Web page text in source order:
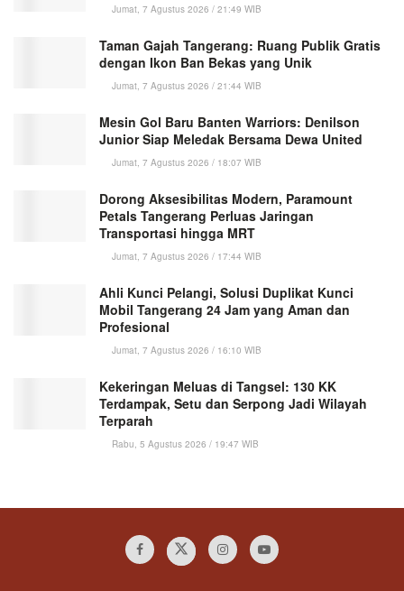
Jumat, 7 Agustus 2026 / 21:49 WIB
Taman Gajah Tangerang: Ruang Publik Gratis
dengan Ikon Ban Bekas yang Unik
Jumat, 7 Agustus 2026 / 21:44 WIB
Mesin Gol Baru Banten Warriors: Denilson
Junior Siap Meledak Bersama Dewa United
Jumat, 7 Agustus 2026 / 18:07 WIB
Dorong Aksesibilitas Modern, Paramount
Petals Tangerang Perluas Jaringan
Transportasi hingga MRT
Jumat, 7 Agustus 2026 / 17:44 WIB
Ahli Kunci Pelangi, Solusi Duplikat Kunci
Mobil Tangerang 24 Jam yang Aman dan
Profesional
Jumat, 7 Agustus 2026 / 16:10 WIB
Kekeringan Meluas di Tangsel: 130 KK
Terdampak, Setu dan Serpong Jadi Wilayah
Terparah
Rabu, 5 Agustus 2026 / 19:47 WIB